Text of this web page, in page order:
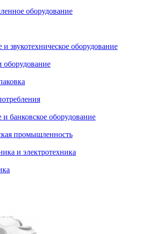
оборудование
и звукотехническое оборудование
оборудование
и банковское оборудование
промышленность
и электротехника